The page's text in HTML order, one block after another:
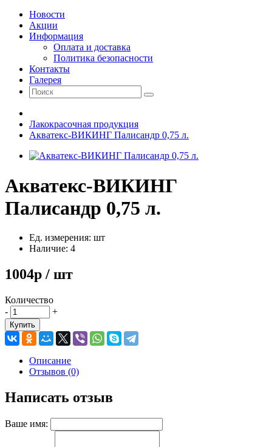
Новости
Акции
Информация
Оплата и доставка
Политика безопасности
Контакты
Галерея
Лакокрасочная продукция
Акватекс-ВИКИНГ Палисандр 0,75 л.
Акватекс-ВИКИНГ
Палисандр 0,75 л.
Ед. измерения: шт
Наличие: 4
1004р / шт
Количество
-
+
Купить
Описание
Отзывов (0)
Написать отзыв
Ваше имя: